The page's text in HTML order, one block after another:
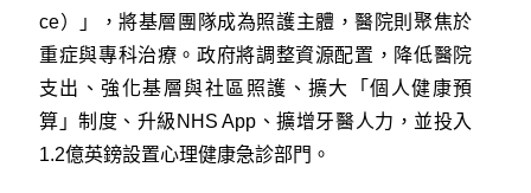
ce）」，將基層團隊成為照護主體，醫院則聚焦於
重症與專科治療。政府將調整資源配置，降低醫院
支出、強化基層與社區照護、擴大「個人健康預
算」制度、升級NHS App、擴增牙醫人力，並投入
1.2億英鎊設置心理健康急診部門。